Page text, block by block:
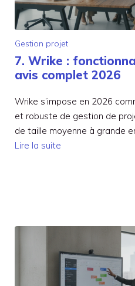
Gestion projet
7. Wrike :
avis complet 2026
Wrike s’impose en 2026
et robuste de gestion de
de taille moyenne à grande
Lire la suite